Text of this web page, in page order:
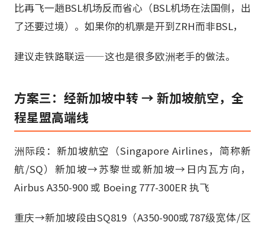
比再飞一趟BSL机场反而省心（BSL机场在法国侧，出
了还要过境）。如果你的机票是开到ZRH而非BSL，
建议走铁路联运——这也是很多欧洲老手的做法。
方案三：经新加坡中转 → 新加坡航空，全
程星盟高端线
洲际段：新加坡航空（Singapore Airlines，简称新
航/SQ）新加坡→苏黎世或新加坡→日内瓦方向，
Airbus A350-900 或 Boeing 777-300ER 执飞
重庆→新加坡段由SQ819（A350-900或787级宽体/区